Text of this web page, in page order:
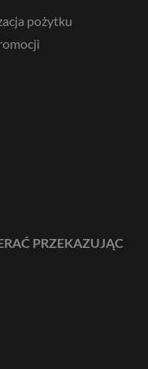
pożytku
PRZEKAZUJĄC